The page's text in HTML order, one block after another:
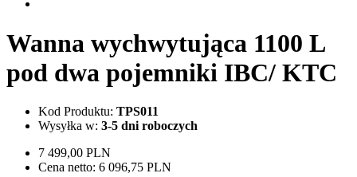
Wanna wychwytująca 1100 L
pod dwa pojemniki IBC/ KTC
Kod Produktu: TPS011
Wysyłka w: 3-5 dni roboczych
7 499,00 PLN
Cena netto: 6 096,75 PLN